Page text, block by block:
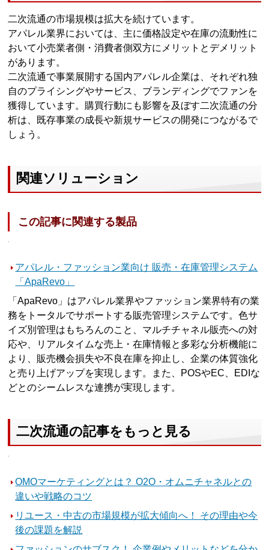
二次流通の市場規模は拡大を続けています。
アパレル業界においては、主に価格設定や在庫の流動性に
おいて小売業者側・消費者側双方にメリットとデメリット
があります。
二次流通で事業展開する国内アパレル企業は、それぞれ独
自のプライシングやサービス、ブランディングでファンを
獲得しています。購買行動にも影響を及ぼす二次流通の分
析は、既存事業の成長や新規サービスの開発につながるで
しょう。
関連ソリューション
この記事に関連する製品
アパレル・ファッション業向け 販売・在庫管理システム
「ApaRevo」
「ApaRevo」はアパレル業界やファッション業界特有の業
務をトータルでサポートする販売管理システムです。色サ
イズ別管理はもちろんのこと、マルチチャネル販売への対
応や、リアルタイムな売上・在庫情報と多彩な分析機能に
より、販売機会損失や不良在庫を抑止し、企業の体質強化
と売り上げアップを実現します。また、POSやEC、EDIな
どとのシームレスな連携が実現します。
二次流通の記事をもっと見る
OMOマーケティングとは？ O2O・オムニチャネルとの
違いや戦略のコツ
リユース・中古の市場規模が拡大傾向へ！ その理由や今
後の課題を解説